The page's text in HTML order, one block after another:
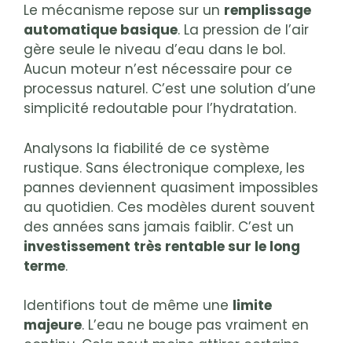
Le mécanisme repose sur un remplissage
automatique basique. La pression de l’air
gère seule le niveau d’eau dans le bol.
Aucun moteur n’est nécessaire pour ce
processus naturel. C’est une solution d’une
simplicité redoutable pour l’hydratation.
Analysons la fiabilité de ce système
rustique. Sans électronique complexe, les
pannes deviennent quasiment impossibles
au quotidien. Ces modèles durent souvent
des années sans jamais faiblir. C’est un
investissement très rentable sur le long
terme.
Identifions tout de même une limite
majeure. L’eau ne bouge pas vraiment en